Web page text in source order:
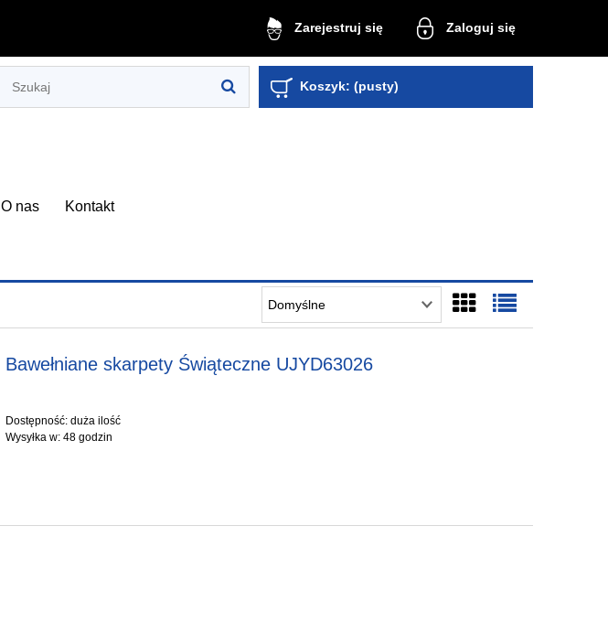
Zarejestruj się Zaloguj się
Koszyk: (pusty)
O nas Kontakt
Bawełniane skarpety Świąteczne UJYD63026
Dostępność: duża ilość
Wysyłka w: 48 godzin